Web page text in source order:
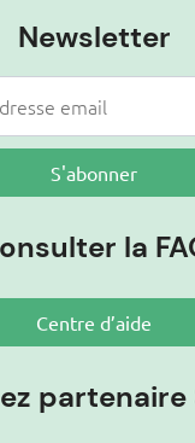
Newsletter
S'abonner
la
Centre d’aide
partenaire